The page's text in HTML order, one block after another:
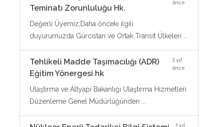
Teminatı Zorunluluğu Hk.
önce
Değerli Üyemiz;Daha önceki ilgili
duyurumuzda Gürcistan ve Ortak Transit Ülkeleri ...
Tehlikeli Madde Taşımacılığı (ADR)
Eğitim Yönergesi hk
1 yıl
önce
Ulaştırma ve Altyapı Bakanlığı Ulaştırma Hizmetleri
Düzenleme Genel Müdürlüğünden ...
1 yıl